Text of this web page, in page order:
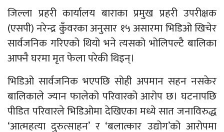
जिल्ला प्रहरी कार्यालय बाराका प्रमुख प्रहरी उपरीक्षक
(एसपी) नरेन्द्र कुँवरका अनुसार १५ असारमा भिडिओ खिचेर
सार्वजनिक गरिएको थियो भने त्यसको भोलिपल्टै बालिका
आफ्नै घरमा मृत फेला परेकी थिइन्।
भिडिओ सार्वजनिक भएपछि सोही अपमान सहन नसकेर
बालिकाले ज्यान फालेको परिवारको आरोप छ। घटनापछि
पीडित परिवारले भिडिओमा देखिएका मध्ये सात जनाविरुद्ध
‘आत्महत्या दुरुत्साहन’ र ‘बलात्कार उद्योग’को आरोपमा